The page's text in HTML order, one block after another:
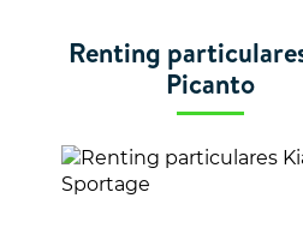
Renting
Picanto